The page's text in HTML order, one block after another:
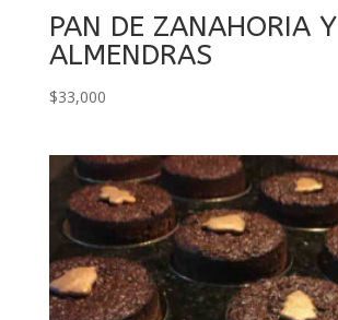
PAN DE ZANAHORIA Y
ALMENDRAS
$33,000